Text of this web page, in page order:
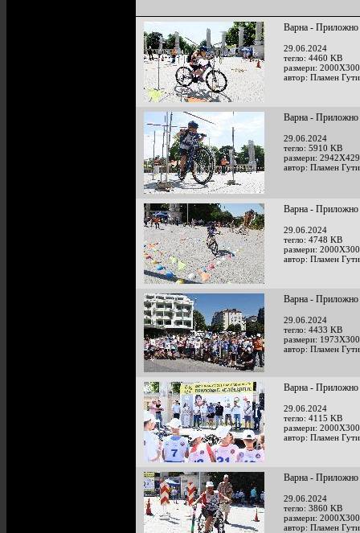
Варна - Приложно
29.06.2024
тегло: 4460 KB
размери:
автор: Пламен
Варна - Приложно
29.06.2024
тегло: 5910 KB
размери:
автор: Пламен
Варна - Приложно
29.06.2024
тегло: 4748 KB
размери:
автор: Пламен
Варна - Приложно
29.06.2024
тегло: 4433 KB
размери:
автор: Пламен
Варна - Приложно
29.06.2024
тегло: 4115 KB
размери:
автор: Пламен
Варна - Приложно
29.06.2024
тегло: 3860 KB
размери:
автор: Пламен